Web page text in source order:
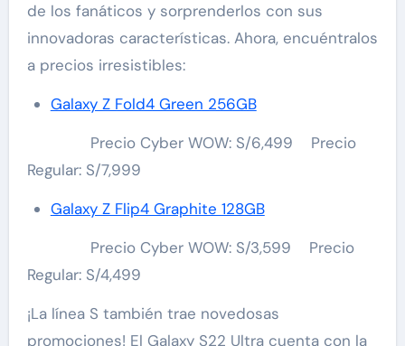
de los fanáticos y sorprenderlos con sus
innovadoras características. Ahora, encuéntralos
a precios irresistibles:
Galaxy Z Fold4 Green 256GB
Precio Cyber WOW: S/6,499 Precio
Regular: S/7,999
Galaxy Z Flip4 Graphite 128GB
Precio Cyber WOW: S/3,599 Precio
Regular: S/4,499
¡La línea S también trae novedosas
promociones! El Galaxy S22 Ultra cuenta con la